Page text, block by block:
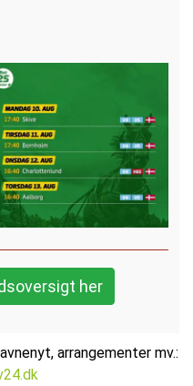
her
arrangementer mv.: